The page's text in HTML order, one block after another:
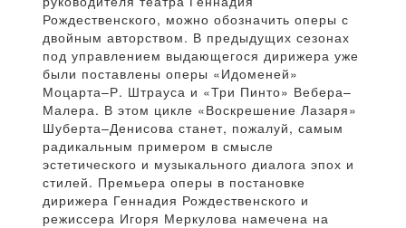
Рождественского, можно обозначить оперы с
двойным авторством. В предыдущих сезонах
под управлением выдающегося дирижера уже
были поставлены оперы «Идоменей»
Моцарта–Р. Штрауса и «Три Пинто» Вебера–
Малера. В этом цикле «Воскрешение Лазаря»
Шуберта–Денисова станет, пожалуй, самым
радикальным примером в смысле
эстетического и музыкального диалога эпох и
стилей. Премьера оперы в постановке
дирижера Геннадия Рождественского и
режиссера Игоря Меркулова намечена на